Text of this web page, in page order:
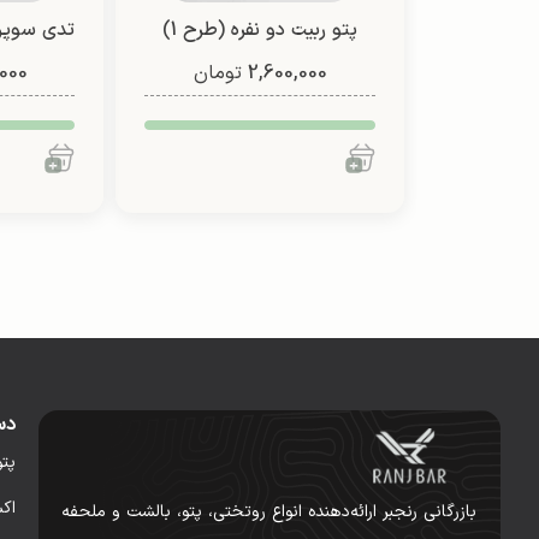
پتو ربیت دو نفره (طرح 1)
2,600,000 تومان
تدی
بازرگانی رنجبر ارائه‌دهنده انواع روتختی، پتو، بالشت و ملحفه